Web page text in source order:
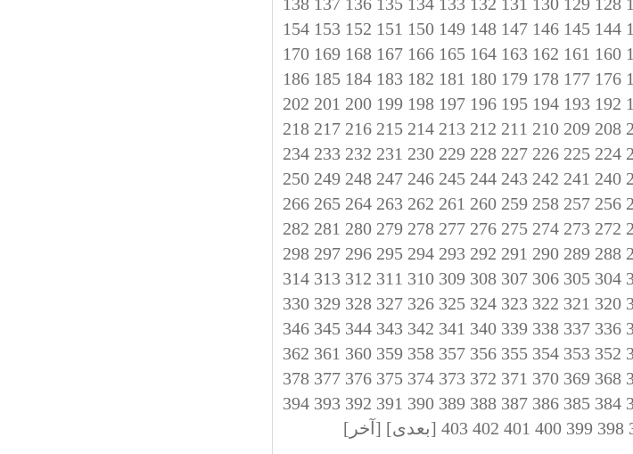
144
145
146
147
148
149
150
151
152
153
154
160
161
162
163
164
165
166
167
168
169
170
176
177
178
179
180
181
182
183
184
185
186
192
193
194
195
196
197
198
199
200
201
202
208
209
210
211
212
213
214
215
216
217
218
224
225
226
227
228
229
230
231
232
233
234
240
241
242
243
244
245
246
247
248
249
250
256
257
258
259
260
261
262
263
264
265
266
272
273
274
275
276
277
278
279
280
281
282
288
289
290
291
292
293
294
295
296
297
298
304
305
306
307
308
309
310
311
312
313
314
320
321
322
323
324
325
326
327
328
329
330
336
337
338
339
340
341
342
343
344
345
346
352
353
354
355
356
357
358
359
360
361
362
368
369
370
371
372
373
374
375
376
377
378
384
385
386
387
388
389
390
391
392
393
394
398
399
400
401
402
403 [بعدی] [آخر]